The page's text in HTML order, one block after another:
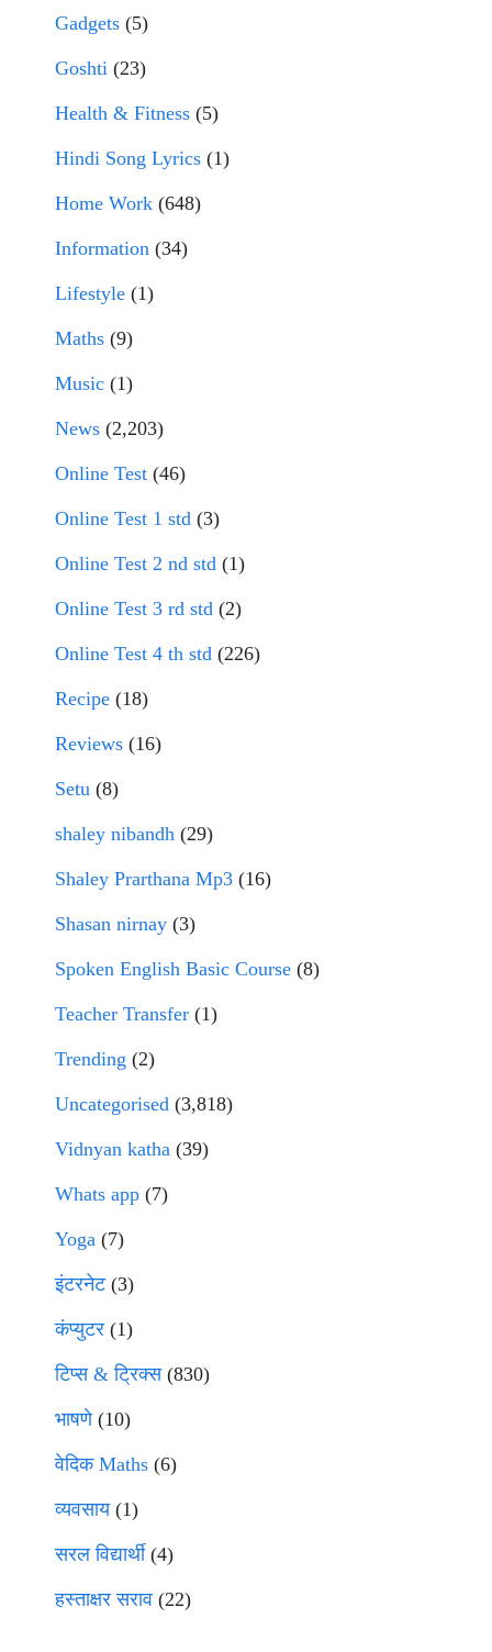
Gadgets (5)
Goshti (23)
Health & Fitness (5)
Hindi Song Lyrics (1)
Home Work (648)
Information (34)
Lifestyle (1)
Maths (9)
Music (1)
News (2,203)
Online Test (46)
Online Test 1 std (3)
Online Test 2 nd std (1)
Online Test 3 rd std (2)
Online Test 4 th std (226)
Recipe (18)
Reviews (16)
Setu (8)
shaley nibandh (29)
Shaley Prarthana Mp3 (16)
Shasan nirnay (3)
Spoken English Basic Course (8)
Teacher Transfer (1)
Trending (2)
Uncategorised (3,818)
Vidnyan katha (39)
Whats app (7)
Yoga (7)
इंटरनेट(3)
कंप्युटर (1)
टिप्स & ट्रिक्स(830)
भाषणे(10)
वेदिक Maths (6)
व्यवसाय(1)
सरल विद्यार्थी(4)
हस्ताक्षर सराव (22)